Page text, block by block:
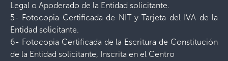
Legal o Apoderado de la Entidad solicitante.
5- Fotocopia Certificada de NIT y Tarjeta del IVA de la
Entidad solicitante.
6- Fotocopia Certificada de la Escritura de Constitución
de la Entidad solicitante, Inscrita en el Centro